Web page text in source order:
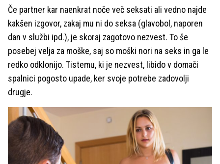
Če partner kar naenkrat noče več seksati ali vedno najde
kakšen izgovor, zakaj mu ni do seksa (glavobol, naporen
dan v službi ipd.), je skoraj zagotovo nezvest. To še
posebej velja za moške, saj so moški nori na seks in ga le
redko odklonijo. Tistemu, ki je nezvest, libido v domači
spalnici pogosto upade, ker svoje potrebe zadovolji
drugje.